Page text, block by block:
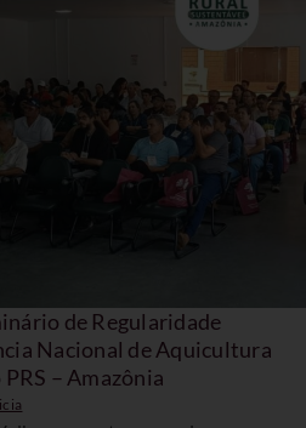
de Regularidade
Nacional de Aquicultura
– Amazônia